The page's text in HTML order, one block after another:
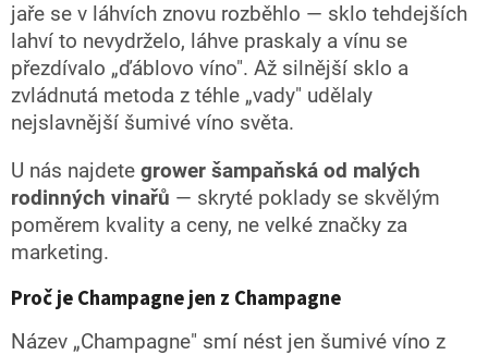
jaře se v láhvích znovu rozběhlo — sklo tehdejších
lahví to nevydrželo, láhve praskaly a vínu se
přezdívalo „ďáblovo víno". Až silnější sklo a
zvládnutá metoda z téhle „vady" udělaly
nejslavnější šumivé víno světa.
U nás najdete grower šampaňská od malých
rodinných vinařů — skryté poklady se skvělým
poměrem kvality a ceny, ne velké značky za
marketing.
Proč je Champagne jen z Champagne
Název „Champagne" smí nést jen šumivé víno z